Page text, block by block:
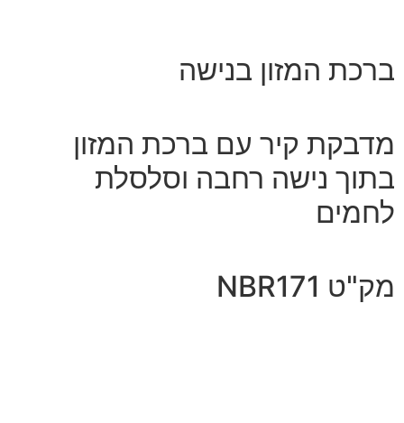
ברכת המזון בנישה
מדבקת קיר עם ברכת המזון
בתוך נישה רחבה וסלסלת
לחמים
מק"ט NBR171